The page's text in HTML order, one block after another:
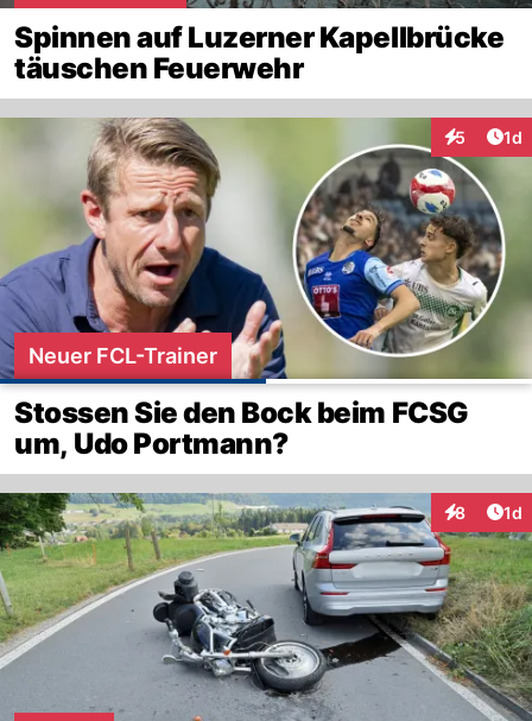
Spinnen auf Luzerner Kapellbrücke
täuschen Feuerwehr
5 1d
Neuer FCL-Trainer
Stossen Sie den Bock beim FCSG
um, Udo Portmann?
8 1d